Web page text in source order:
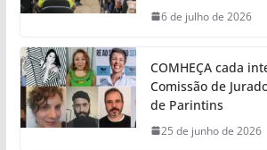
6 de julho de 2026
COMHEÇA cada
Comissão de
de Parintins
25 de junho de 2026